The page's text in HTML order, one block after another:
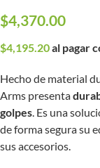
$4,370.00
$4,195.20al pagar
Hecho de material
Arms presenta
golpes. Es una
de forma segura su
sus accesorios.